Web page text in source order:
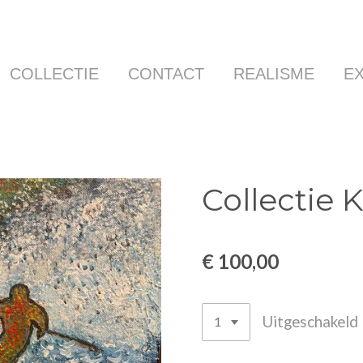
COLLECTIE CONTACT REALISME
Collectie
€ 100,00
Uitgeschakeld